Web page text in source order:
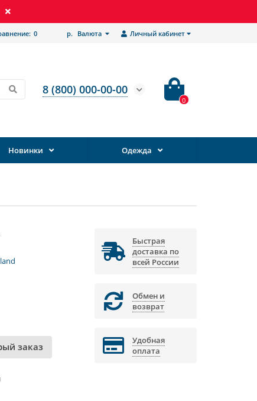
Личный кабинет
р. Валюта
0
8 (800) 000-00-00
0
Новинки Одежда
заказ
Быстрая
доставка по
всей России
Обмен и
возврат
Удобная
оплата